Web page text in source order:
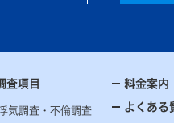
査項目
気調査・不倫調査
料金案内
よくある